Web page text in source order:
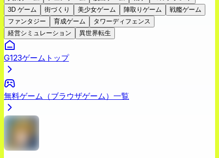
3D ゲーム
街づくり 美少女ゲーム 陣取りゲーム
戦艦ゲーム
ファンタジー
育成ゲーム
タワーディフェンス
経営シミュレーション
異世界転生
G123ゲームトップ
無料ゲーム（ブラウザゲーム）一覧